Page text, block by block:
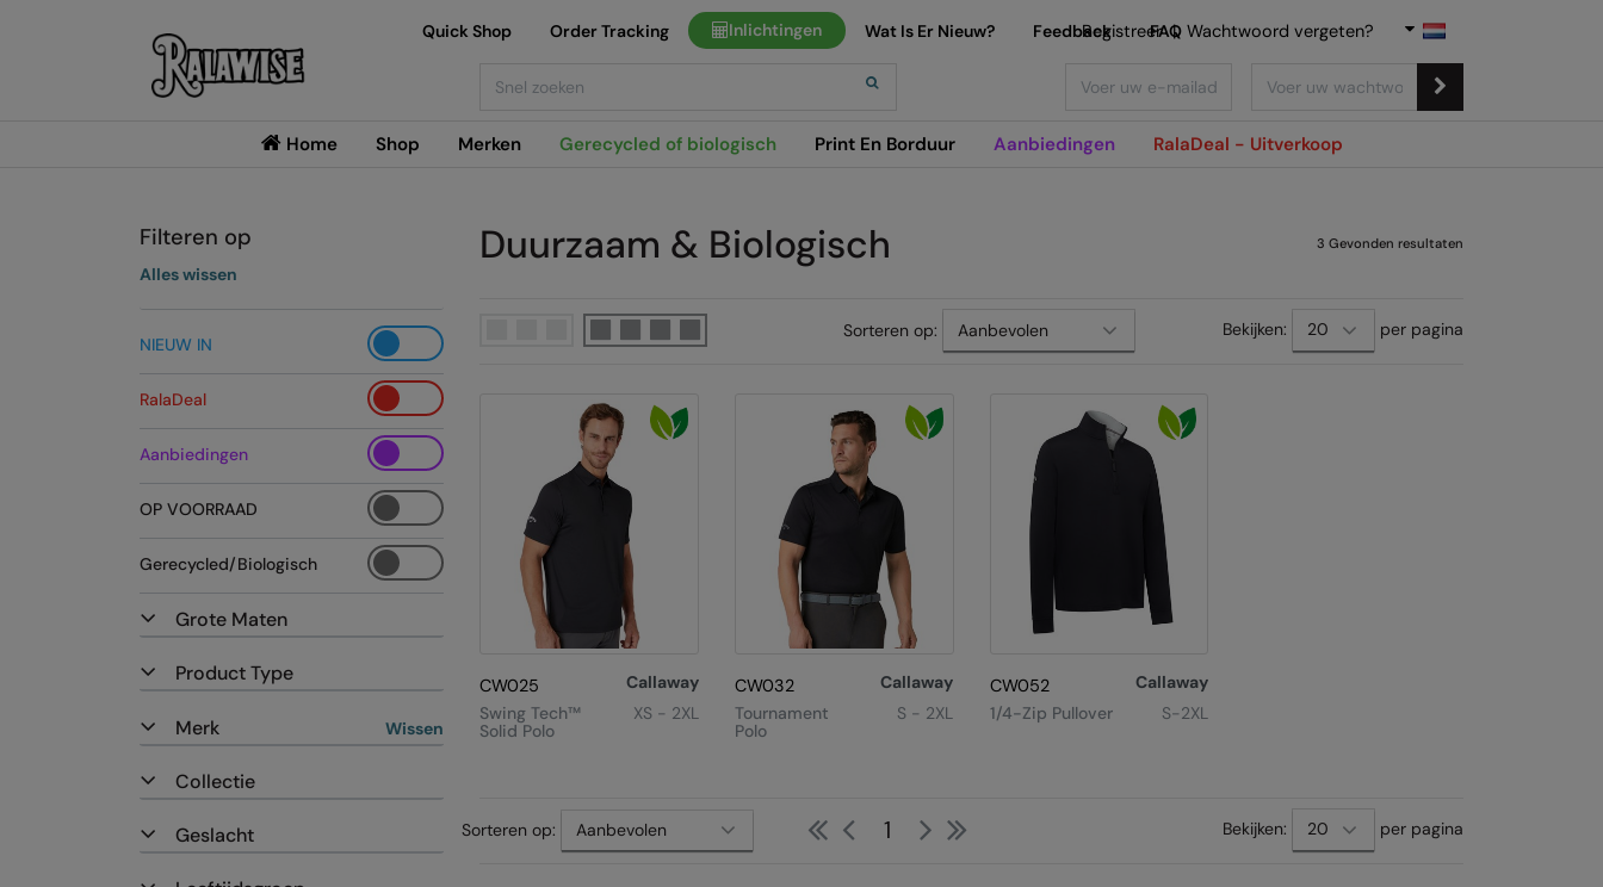
Home Shop Merken Gerecycled of biologisch Print En Borduur Aanbiedingen RalaDeal - Uitverkoop
Quick Shop Order Tracking Inlichtingen Wat Is Er Nieuw? Feedback FAQ
Registreer | Wachtwoord vergeten?
Duurzaam & Biologisch 3 Gevonden resultaten
Sorteren op: Bekijken: per pagina
CW025
Callaway
Swing Tech™
Solid Polo
XS - 2XL
CW032
Callaway
Tournament
Polo
S - 2XL
CW052
Callaway
1/4-Zip Pullover
S-2XL
Sorteren op: FirstPrevious
1 Next Bekijken: per pagina
Filteren op
Alles wissen
NIEUW IN
RalaDeal
Aanbiedingen
OP VOORRAAD
Gerecycled/Biologisch
Grote Maten
Product Type
Merk Wissen
Collectie
Geslacht